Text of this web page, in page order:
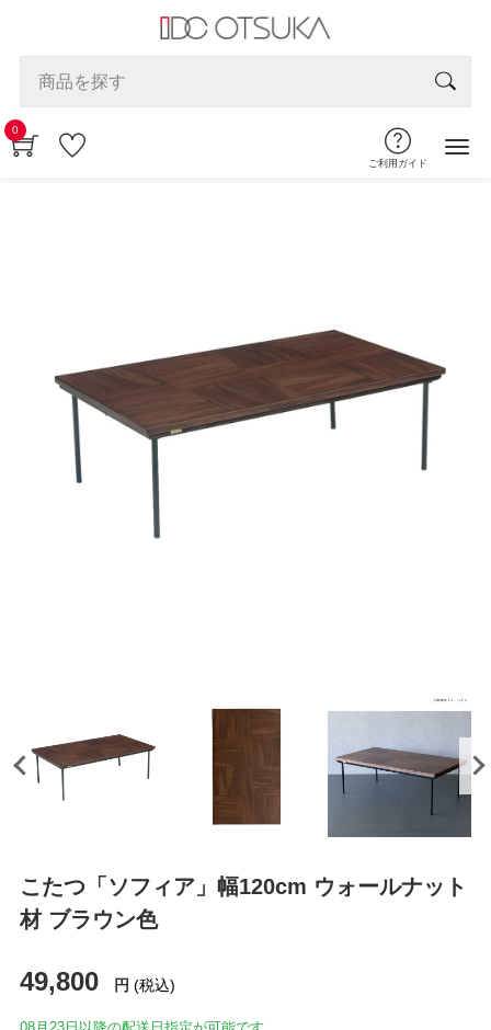
0
ご利用ガイド
こたつ「ソフィア」幅120cm ウォールナット
材 ブラウン色
49,800 円 (税込)